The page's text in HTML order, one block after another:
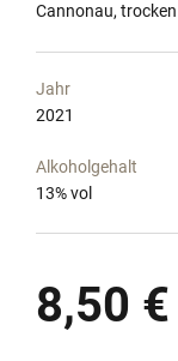
Cannonau trocken
Jahr
2021
Alkoholgehalt
13% vol
8,50 €